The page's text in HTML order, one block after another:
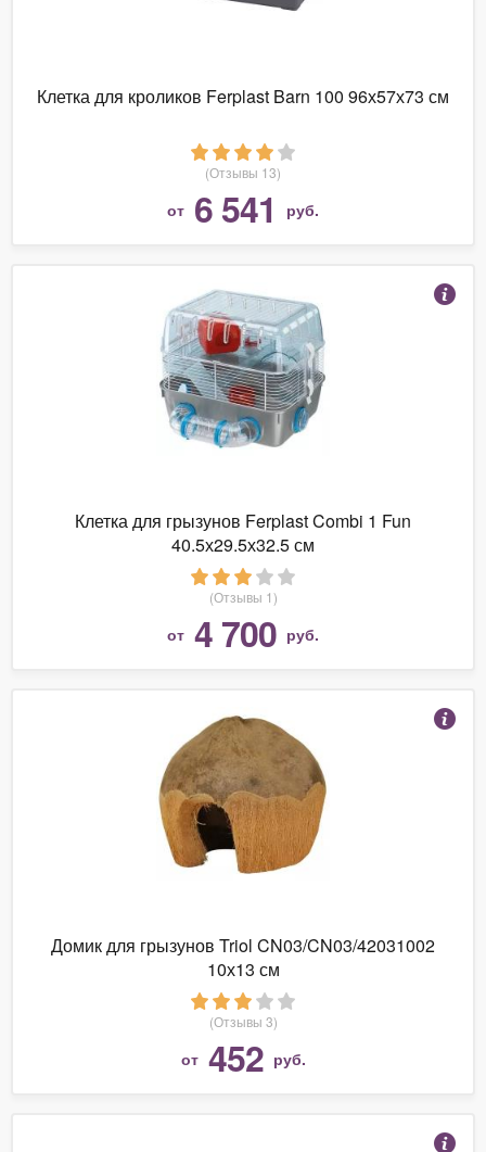
Клетка для кроликов Ferplast Barn 100 96х57х73 см
(Отзывы 13)
от 6 541 руб.
Клетка для грызунов Ferplast Combi 1 Fun
40.5х29.5х32.5 см
(Отзывы 1)
от 4 700 руб.
Домик для грызунов Triol CN03/CN03/42031002
10х13 см
(Отзывы 3)
от 452 руб.